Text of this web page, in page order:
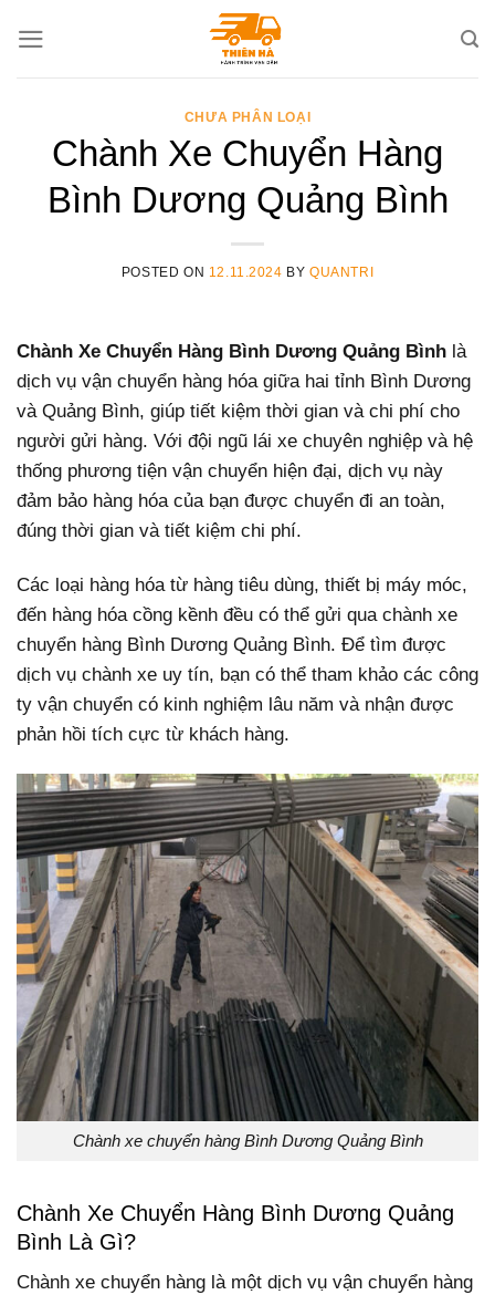
CHƯA PHÂN LOẠI
Chành Xe Chuyển Hàng
Bình Dương Quảng Bình
POSTED ON 12.11.2024 BYQUANTRI
Chành Xe Chuyển Hàng Bình Dương Quảng Bình là
dịch vụ vận chuyển hàng hóa giữa hai tỉnh Bình Dương
và Quảng Bình, giúp tiết kiệm thời gian và chi phí cho
người gửi hàng. Với đội ngũ lái xe chuyên nghiệp và hệ
thống phương tiện vận chuyển hiện đại, dịch vụ này
đảm bảo hàng hóa của bạn được chuyển đi an toàn,
đúng thời gian và tiết kiệm chi phí.
Các loại hàng hóa từ hàng tiêu dùng, thiết bị máy móc,
đến hàng hóa cồng kềnh đều có thể gửi qua chành xe
chuyển hàng Bình Dương Quảng Bình. Để tìm được
dịch vụ chành xe uy tín, bạn có thể tham khảo các công
ty vận chuyển có kinh nghiệm lâu năm và nhận được
phản hồi tích cực từ khách hàng.
Chành xe chuyển hàng Bình Dương Quảng Bình
Chành Xe Chuyển Hàng Bình Dương Quảng
Bình Là Gì?
Chành xe chuyển hàng là một dịch vụ vận chuyển hàng